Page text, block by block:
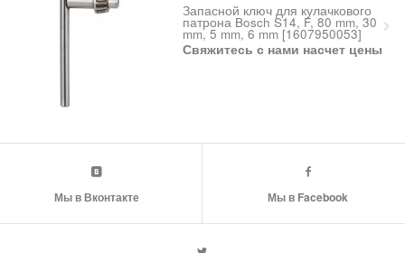
Запасной ключ для кулачкового
патрона Bosch S14, F, 80 mm, 30
mm, 5 mm, 6 mm [1607950053]
Свяжитесь с нами насчет цены
Мы в Вконтакте Мы в Facebook